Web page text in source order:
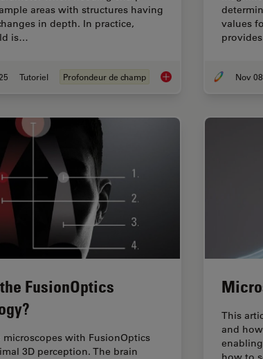
areas with structures having
in depth. In practice,
is…
Tutoriel Profondeur de champ Depth of Field in
values
Nov
FusionOptics
microscopes with FusionOptics
3D perception. The brain
This
and